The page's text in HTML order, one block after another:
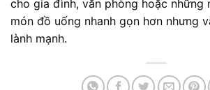
cho gia đình, văn phòng hoặc những
món đồ uống nhanh gọn hơn nhưng
lành mạnh.